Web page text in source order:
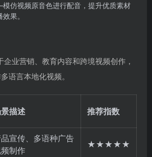
仿视频原音色进行配音，提升优质素材
果。
业营销、教育内容和跨境视频创作，
语言本地化视频。
描述 推荐指数
宣传、多语种广告
制作
★★★★★